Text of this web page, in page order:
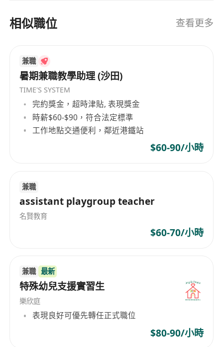
工作模式：辦公室工作
僱傭類型：兼職
薪資：面議（薪資可議）
相似職位 查看更多
兼職
暑期兼職教學助理 (沙田)
TIME'S SYSTEM
完約獎金，超時津貼, 表現獎金
時薪$60-$90，符合法定標準
工作地點交通便利，鄰近港鐵站
$60-90/小時
兼職
assistant playgroup teacher
名賢教育
$60-70/小時
兼職 最新
特殊幼兒支援實習生
樂欣庭
表現良好可優先轉任正式職位
$80-90/小時